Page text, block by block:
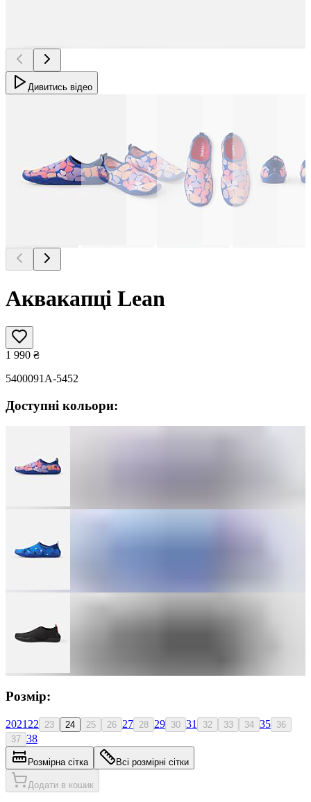
Дивитись відео
Аквакапці Lean
1 990 ₴
5400091A-5452
Доступні кольори:
Розмір:
2021 22 23 24 25 26 27 28 29 30 31 32 33 34 35 36
37 38
Розмірна сітка Всі розмірні сітки
Додати в кошик